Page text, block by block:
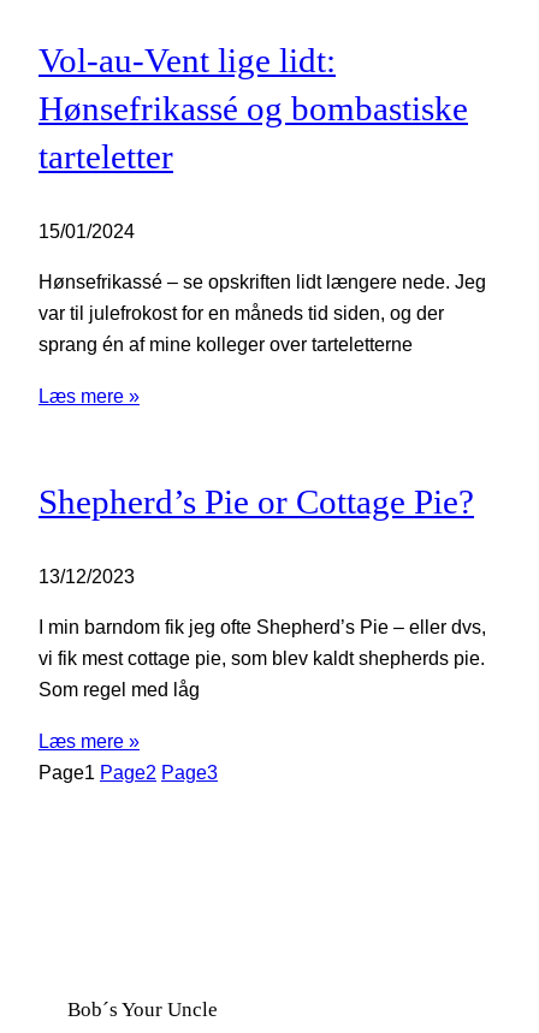
Vol-au-Vent lige lidt:
Hønsefrikassé og bombastiske
tarteletter
15/01/2024
Hønsefrikassé – se opskriften lidt længere nede. Jeg
var til julefrokost for en måneds tid siden, og der
sprang én af mine kolleger over tarteletterne
Læs mere »
Shepherd’s Pie or Cottage Pie?
13/12/2023
I min barndom fik jeg ofte Shepherd’s Pie – eller dvs,
vi fik mest cottage pie, som blev kaldt shepherds pie.
Som regel med låg
Læs mere »
Page1 Page2 Page3
Bob´s Your Uncle